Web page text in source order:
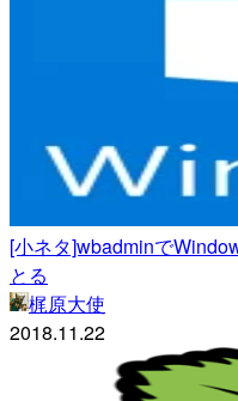
[小ネタ]wbadminで
とる
梶原大使
2018.11.22